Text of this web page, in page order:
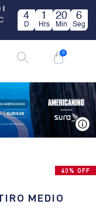
4
D
1
Hrs
20
Min
6
Seg
0
40% OFF
MEDIO